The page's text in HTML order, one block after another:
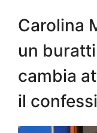
Carolina
un
cambia
il